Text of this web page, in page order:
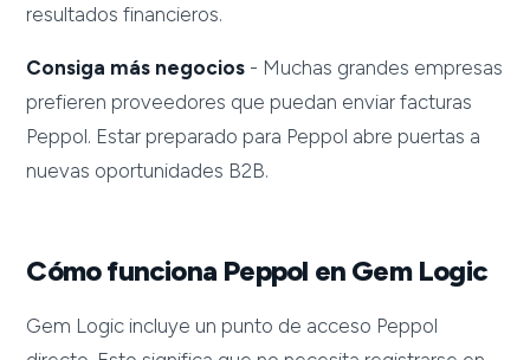
resultados financieros.
Consiga más negocios - Muchas grandes empresas
prefieren proveedores que puedan enviar facturas
Peppol. Estar preparado para Peppol abre puertas a
nuevas oportunidades B2B.
Cómo funciona Peppol en Gem Logic
Gem Logic incluye un punto de acceso Peppol